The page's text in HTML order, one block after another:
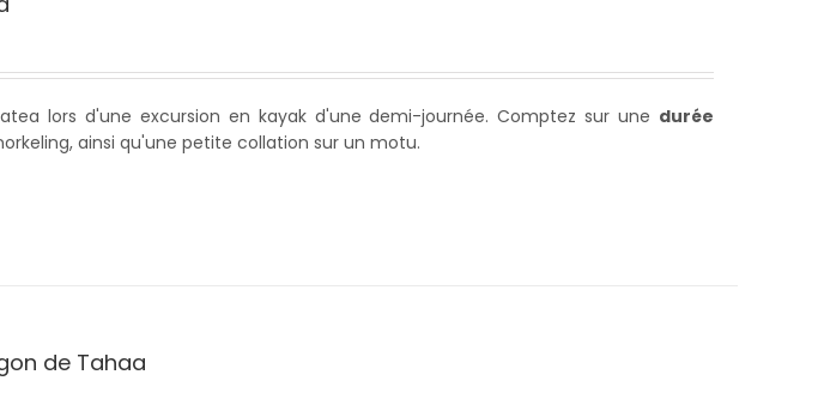
lors d'une excursion en kayak d'une demi-journée. Comptez sur une durée
ainsi qu'une petite collation sur un motu.
de Tahaa